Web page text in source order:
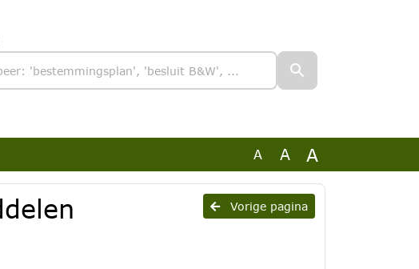
A A A
Vorige pagina